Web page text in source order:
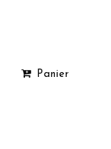
Panier